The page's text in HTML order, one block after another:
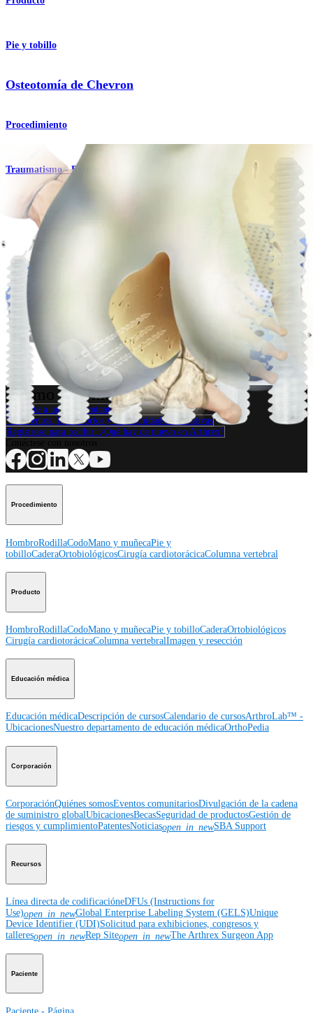
Pie y tobillo
Osteotomía de Chevron
Procedimiento
Traumatismo - Extremidades inferiores
Reparación de fracturas metatarsianas
Procedimiento
Rodilla
Fijación osteocondral
Procedimiento
¿Cómo podemos ayudarlo?
Contacte a un representante
Ver eventos, laboratorios y oportunidades educativas
Regístrese para recibir: ¿Qué hay de nuevo en Arthrex?
Procedimiento
HombroRodillaCodoMano y muñecaPie y
tobilloCaderaOrtobiológicosCirugía cardiotorácicaColumna vertebral
Producto
HombroRodillaCodoMano y muñecaPie y tobilloCaderaOrtobiológicos
Cirugía cardiotorácicaColumna vertebralImagen y resección
Educación médica
Educación médicaDescripción de cursosCalendario de cursosArthroLab™ -
UbicacionesNuestro departamento de educación médicaOrthoPedia
Corporación
CorporaciónQuiénes somosEventos comunitariosDivulgación de la cadena
de suministro globalUbicacionesBecasSeguridad de productosGestión de
riesgos y cumplimientoPatentesNoticiasopen_in_newSBA Support
Recursos
Línea directa de codificacióneDFUs (Instructions for
Use)open_in_newGlobal Enterprise Labeling System (GELS)Unique
Device Identifier (UDI)Solicitud para exhibiciones, congresos y
talleresopen_in_newRep Siteopen_in_newThe Arthrex Surgeon App
Paciente